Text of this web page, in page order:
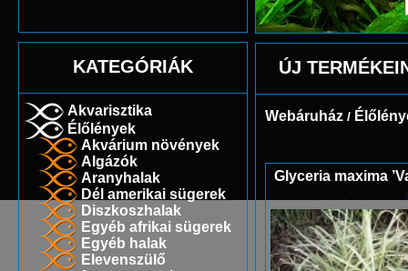
KATEGÓRIÁK
Akvarisztika
Élőlények
Akvárium növények
Algázók
Aranyhalak
Dél amerikai sügerek
Diszkoszhalak
Egyéb afrikai sügerek
Egyéb halak
Elevenszülő
ÚJ
Webáruház /
Glyceria maxima